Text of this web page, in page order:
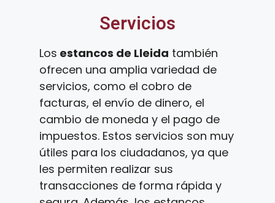
Servicios
Los estancos de Lleida también
ofrecen una amplia variedad de
servicios, como el cobro de
facturas, el envío de dinero, el
cambio de moneda y el pago de
impuestos. Estos servicios son muy
útiles para los ciudadanos, ya que
les permiten realizar sus
transacciones de forma rápida y